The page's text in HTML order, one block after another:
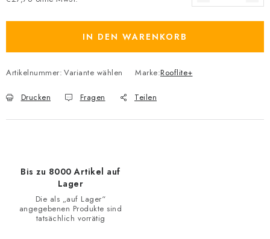
IN DEN WARENKORB
Artikelnummer: Variante wählen Marke:Rooflite+
Drucken Fragen Teilen
Bis zu 8000 Artikel auf
Lager
Die als „auf Lager“
angegebenen Produkte sind
tatsächlich vorrätig